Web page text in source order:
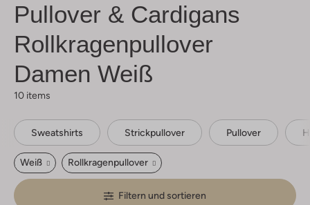
Pullover & Cardigans
Rollkragenpullover
Damen Weiß
10 items
Sweatshirts Strickpullover Pullover
Weiß Rollkragenpullover
Filtern und sortieren